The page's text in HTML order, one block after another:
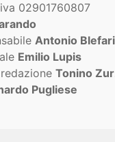
02901760807
Antonio Blefari
Emilio Lupis
Tonino
Pugliese